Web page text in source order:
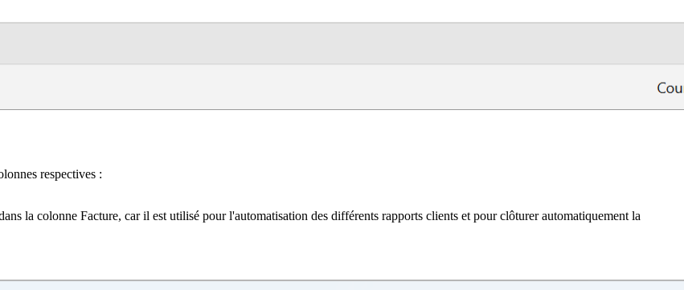
respectives :
la colonne Facture, car il est utilisé pour l'automatisation des différents rapports clients et pour clôturer automatiquement la